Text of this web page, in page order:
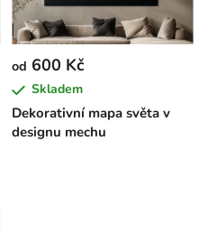
Dekorativní mapa světa v
designu mechu
od 600 Kč
Skladem